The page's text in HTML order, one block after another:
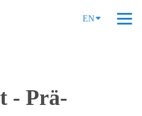
EN
- Prä-